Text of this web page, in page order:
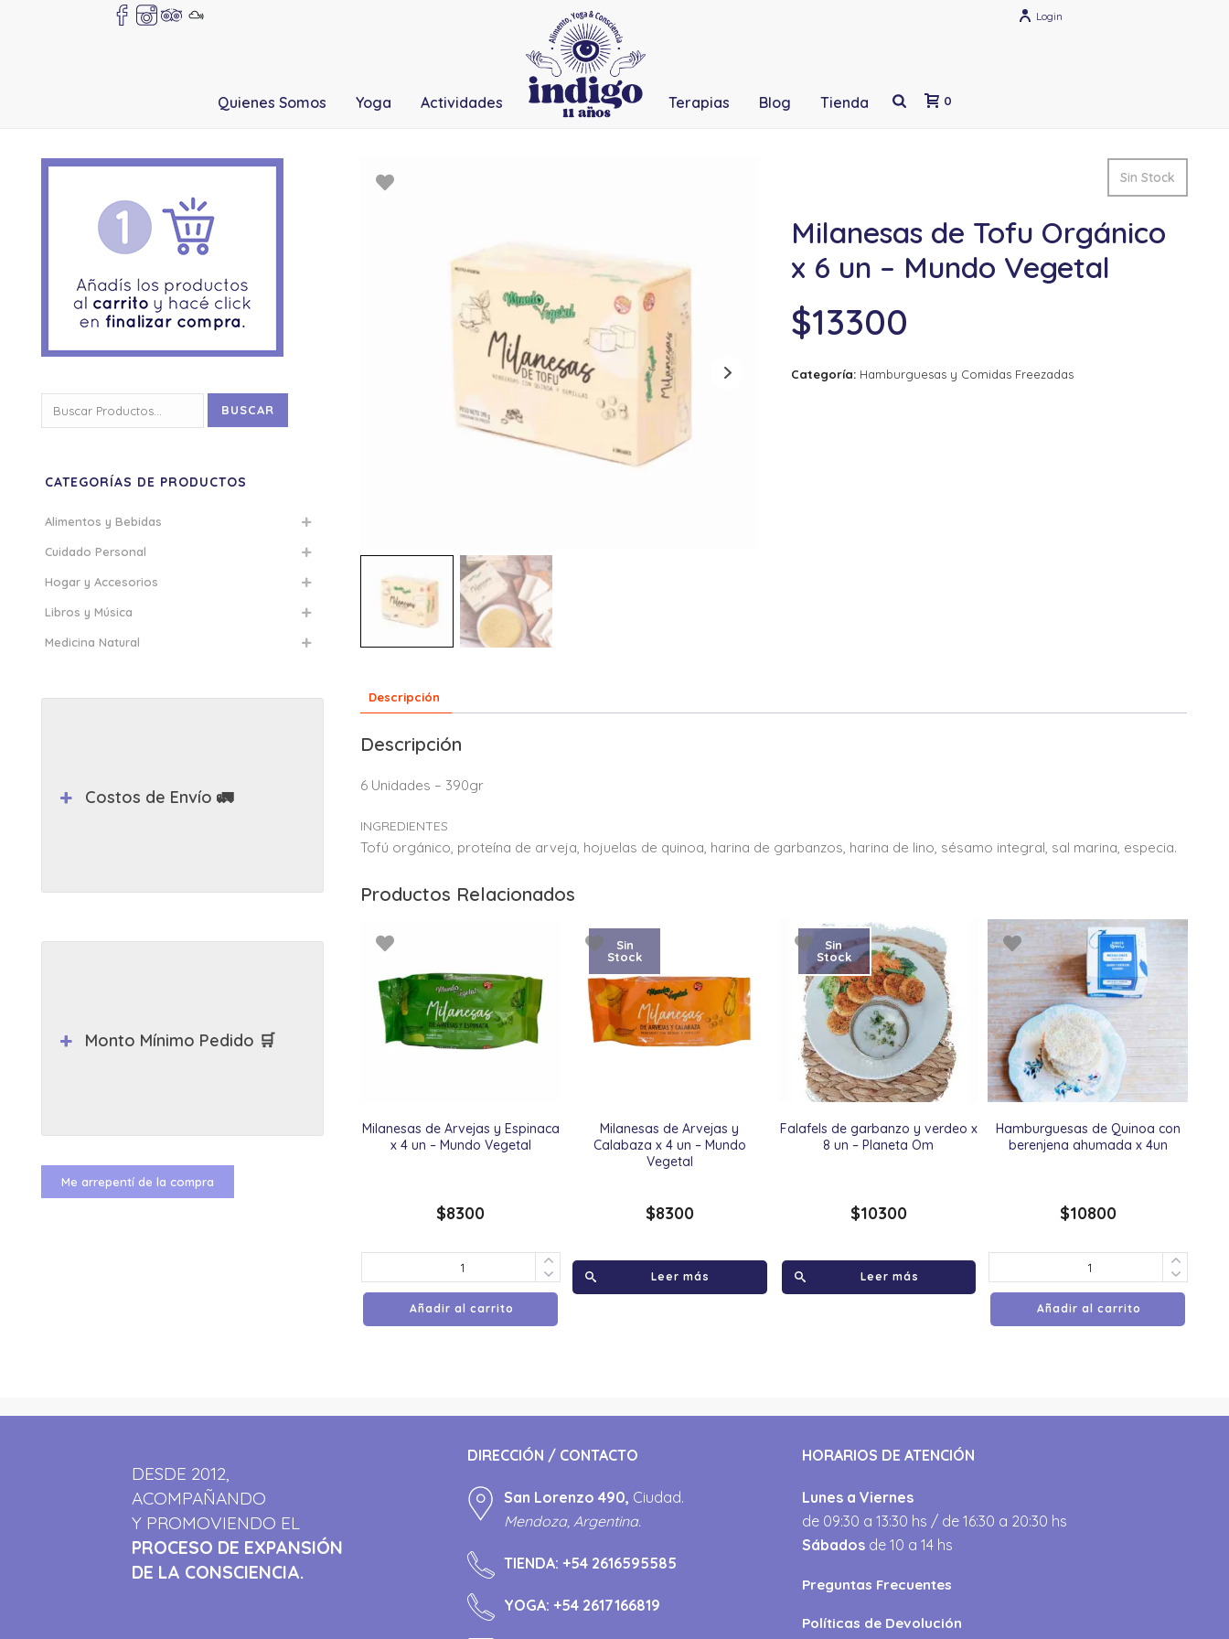
Login
Quienes Somos Yoga Actividades Terapias Blog Tienda 0
Sin Stock
Milanesas de Tofu Orgánico
x 6 un – Mundo Vegetal
$13300
Categoría: Hamburguesas y Comidas Freezadas
Descripción
Descripción
6 Unidades – 390gr
INGREDIENTES
Tofú orgánico, proteína de arveja, hojuelas de quinoa, harina de garbanzos, harina de lino, sésamo integral, sal marina, especia.
Productos Relacionados
Milanesas de Arvejas y Espinaca
x 4 un – Mundo Vegetal
$8300
Añadir al carrito
Milanesas de Arvejas y
Calabaza x 4 un – Mundo
Vegetal
Sin
Stock
$8300
Leer más
Falafels de garbanzo y verdeo x
8 un – Planeta Om
Sin
Stock
$10300
Leer más
Hamburguesas de Quinoa con
berenjena ahumada x 4un
$10800
Añadir al carrito
por:
BUSCAR
CATEGORÍAS DE PRODUCTOS
Alimentos y Bebidas
Cuidado Personal
Hogar y Accesorios
Libros y Música
Medicina Natural
Costos de Envío 🚛
Monto Mínimo Pedido 🛒
Me arrepentí de la compra
DESDE 2012,
ACOMPAÑANDO
Y PROMOVIENDO EL
PROCESO DE EXPANSIÓN
DE LA CONSCIENCIA.
DIRECCIÓN / CONTACTO
San Lorenzo 490, Ciudad.
Mendoza, Argentina.
TIENDA: +54 2616595585
YOGA: +54 2617166819
HORARIOS DE ATENCIÓN
Lunes a Viernes
de 09:30 a 13:30 hs / de 16:30 a 20:30 hs
Sábados de 10 a 14 hs
Preguntas Frecuentes
Políticas de Devolución